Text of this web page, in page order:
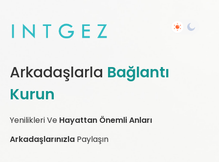
Arkadaşlarla Bağlantı
Kurun
Yenilikleri Ve Hayattan Önemli Anları
Arkadaşlarınızla Paylaşın